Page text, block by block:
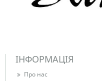
ІНФОРМАЦІЯ
Про нас